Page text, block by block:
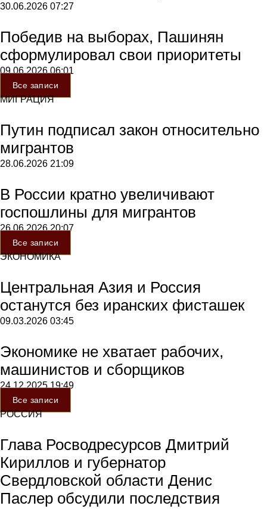
30.06.2026 07:27
Победив на выборах, Пашинян
сформулировал свои приоритеты
09.06.202606:01
Все записи
МИГРАЦИЯ
Путин подписал закон относительно
мигрантов
28.06.2026 21:09
В России кратно увеличивают
госпошлины для мигрантов
26.06.202620:07
Все записи
ЭКОНОМИКА
Центральная Азия и Россия
останутся без иранских фисташек
09.03.2026 03:45
Экономике не хватает рабочих,
машинистов и сборщиков
24.12.202519:49
Все записи
РОССИЯ
Глава Росводресурсов Дмитрий
Кириллов и губернатор
Свердловской области Денис
Паслер обсудили последствия